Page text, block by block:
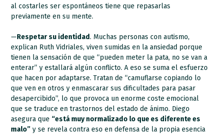
al costarles ser espontáneos tiene que repasarlas
previamente en su mente.
—Respetar su identidad. Muchas personas con autismo,
explican Ruth Vidriales, viven sumidas en la ansiedad porque
tienen la sensación de que “pueden meter la pata, no se van a
enterar” y estallará algún conflicto. A eso se suma el esfuerzo
que hacen por adaptarse. Tratan de “camuflarse copiando lo
que ven en otros y enmascarar sus dificultades para pasar
desapercibido”, lo que provoca un enorme coste emocional
que se traduce en trastornos del estado de ánimo. Diego
asegura que “está muy normalizado lo que es diferente es
malo” y se revela contra eso en defensa de la propia esencia